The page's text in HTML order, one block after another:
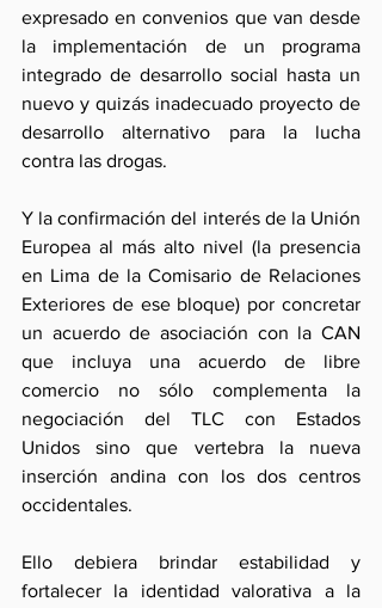
expresado en convenios que van desde
la implementación de un programa
integrado de desarrollo social hasta un
nuevo y quizás inadecuado proyecto de
desarrollo alternativo para la lucha
contra las drogas.
Y la confirmación del interés de la Unión
Europea al más alto nivel (la presencia
en Lima de la Comisario de Relaciones
Exteriores de ese bloque) por concretar
un acuerdo de asociación con la CAN
que incluya una acuerdo de libre
comercio no sólo complementa la
negociación del TLC con Estados
Unidos sino que vertebra la nueva
inserción andina con los dos centros
occidentales.
Ello debiera brindar estabilidad y
fortalecer la identidad valorativa a la